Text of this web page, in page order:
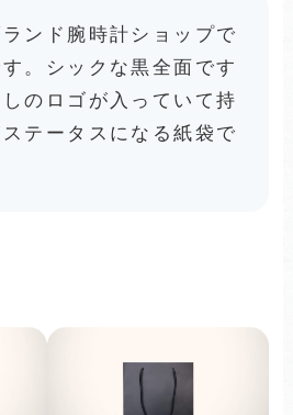
ンド腕時計ショップで
。シックな黒全面です
のロゴが入っていて持
テータスになる紙袋で